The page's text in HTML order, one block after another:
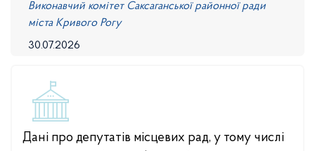
30.07.2026
Виконавчий комітет Саксаганської районної ради
міста Кривого Рогу
Дані про депутатів місцевих рад, у тому числі